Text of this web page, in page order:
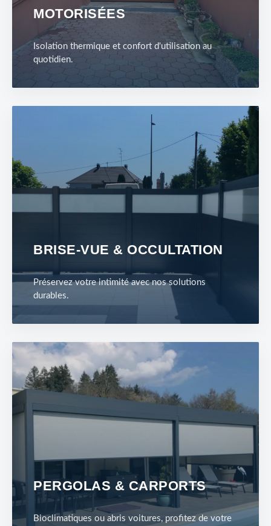
MOTORISÉES
Isolation thermique et confort d'utilisation au
quotidien.
BRISE-VUE & OCCULTATION
Préservez votre intimité avec nos solutions
durables.
PERGOLAS & CARPORTS
Bioclimatiques ou abris voitures, profitez de votre